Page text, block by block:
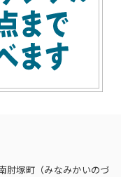
肘塚町（みなみかいのづ